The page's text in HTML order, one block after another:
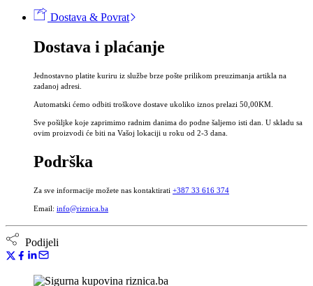
mariani
fructus,
količina
Dostava & Povrat
Dostava i plaćanje
Jednostavno platite kuriru iz službe brze pošte prilikom preuzimanja artikla na
zadanoj adresi.
Automatski ćemo odbiti troškove dostave ukoliko iznos prelazi 50,00KM.
Sve pošiljke koje zaprimimo radnim danima do podne šaljemo isti dan. U skladu sa
ovim proizvodi će biti na Vašoj lokaciji u roku od 2-3 dana.
Podrška
Za sve informacije možete nas kontaktirati +387 33 616 374
Email: info@riznica.ba
Podijeli